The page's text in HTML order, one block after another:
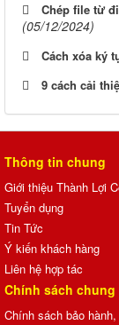
Chép file từ
(05/12/2024)
Cách xóa ký
9 cách cải
Thông tin chung
Giới thiệu Thành Lợi
Tuyển dụng
Tin Tức
Ý kiến khách hàng
Liên hệ hợp tác
Chính sách chung
Chính sách bảo